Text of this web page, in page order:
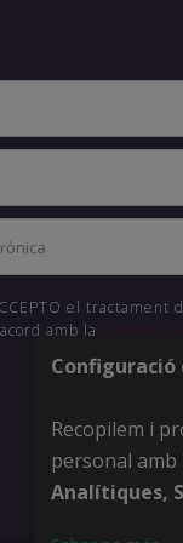
el tractament
amb la
política
Configuració
Recopilem i
personal
Analítiques,